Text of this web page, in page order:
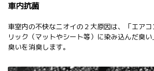
車内抗菌
車室内の不快なニオイの２大原因は、「エア
リック（マットやシート等）に染み込んだ臭
臭いを消臭します。